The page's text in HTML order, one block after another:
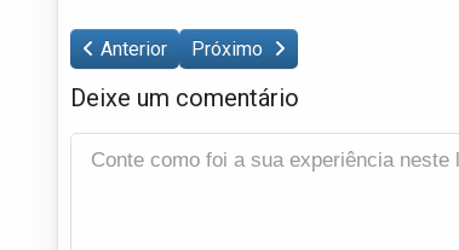
Anterior Próximo
Deixe um comentário